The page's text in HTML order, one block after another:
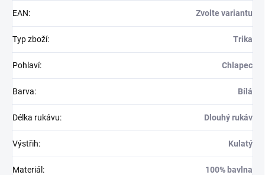
EAN: Zvolte variantu
Typ zboží: Trika
Pohlaví: Chlapec
Barva: Bílá
Délka rukávu: Dlouhý rukáv
Výstřih: Kulatý
Materiál: 100% bavlna